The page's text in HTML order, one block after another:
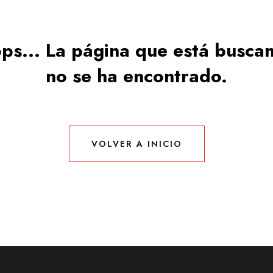
La página que está
no se ha encontrado.
VOLVER A INICIO